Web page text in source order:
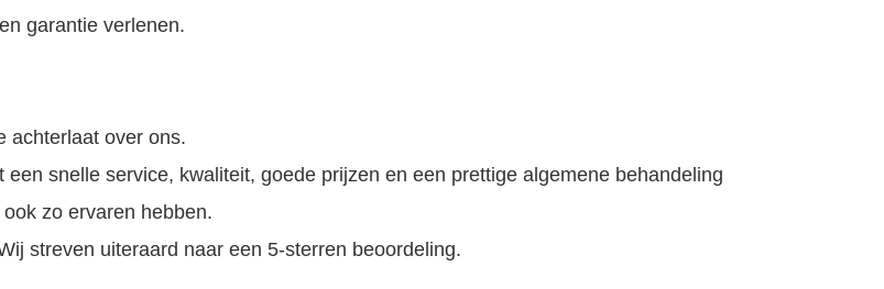
garantie verlenen.
achterlaat over ons.
snelle service, kwaliteit, goede prijzen en een prettige algemene behandeling
zo ervaren hebben.
streven uiteraard naar een 5-sterren beoordeling.